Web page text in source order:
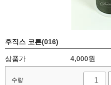
후직스 코튼(016)
상품가 4,000원
수량